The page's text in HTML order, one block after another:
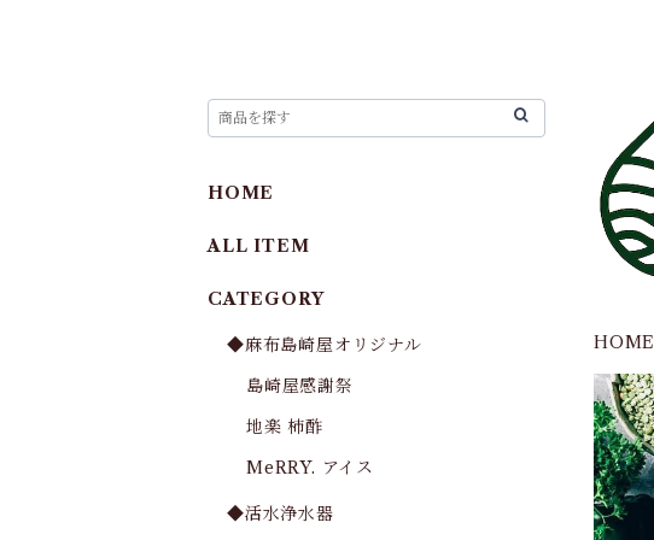
HOME
HOME
ALL ITEM
CATEGORY
◆麻布島崎屋オリジナル
島崎屋感謝祭
地楽 柿酢
MeRRY. アイス
◆活水浄水器